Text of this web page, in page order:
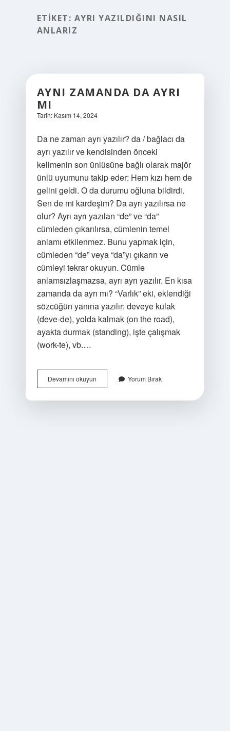
ETIKET: AYRI YAZILDIĞINI NASIL
ANLARIZ
AYNI ZAMANDA DA AYRI
MI
Tarih: Kasım 14, 2024
Da ne zaman ayrı yazılır? da / bağlacı da
ayrı yazılır ve kendisinden önceki
kelimenin son ünlüsüne bağlı olarak majör
ünlü uyumunu takip eder: Hem kızı hem de
gelini geldi. O da durumu oğluna bildirdi.
Sen de mi kardeşim? Da ayrı yazılırsa ne
olur? Ayrı ayrı yazılan “de” ve “da”
cümleden çıkarılırsa, cümlenin temel
anlamı etkilenmez. Bunu yapmak için,
cümleden “de” veya “da”yı çıkarın ve
cümleyi tekrar okuyun. Cümle
anlamsızlaşmazsa, ayrı ayrı yazılır. En kısa
zamanda da ayrı mı? “Varlık” eki, eklendiği
sözcüğün yanına yazılır: deveye kulak
(deve-de), yolda kalmak (on the road),
ayakta durmak (standing), işte çalışmak
(work-te), vb.…
Devamını okuyunAynı
Zamanda
Yorum Bırak